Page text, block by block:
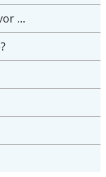
...